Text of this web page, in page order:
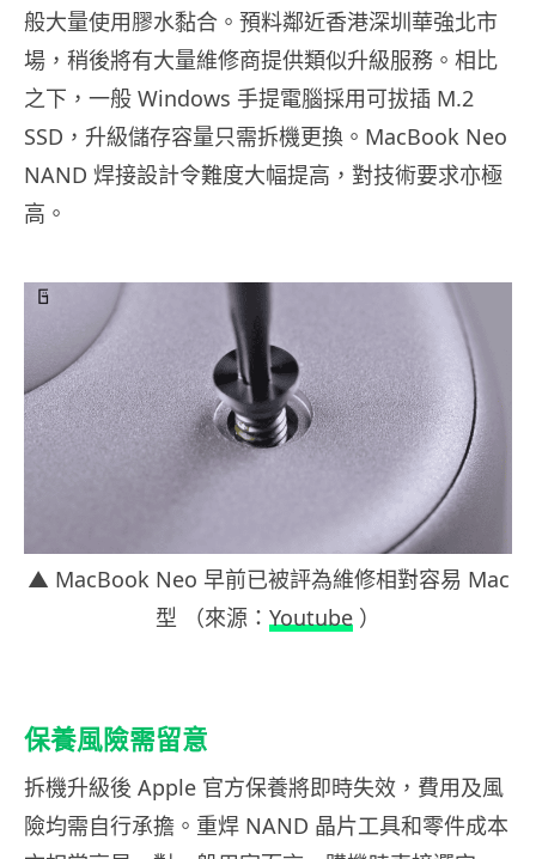
般大量使用膠水黏合。預料鄰近香港深圳華強北市
場，稍後將有大量維修商提供類似升級服務。相比
之下，一般 Windows 手提電腦採用可拔插 M.2
SSD，升級儲存容量只需拆機更換。MacBook Neo
NAND 焊接設計令難度大幅提高，對技術要求亦極
高。
▲ MacBook Neo 早前已被評為維修相對容易 Mac
型 （來源： Youtube ）
保養風險需留意
拆機升級後 Apple 官方保養將即時失效，費用及風
險均需自行承擔。重焊 NAND 晶片工具和零件成本